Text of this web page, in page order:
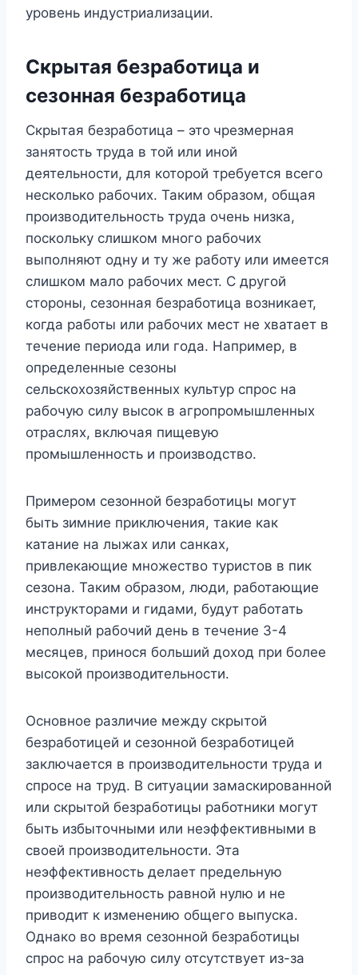
уровень индустриализации.
Скрытая безработица и
сезонная безработица
Скрытая безработица – это чрезмерная
занятость труда в той или иной
деятельности, для которой требуется всего
несколько рабочих. Таким образом, общая
производительность труда очень низка,
поскольку слишком много рабочих
выполняют одну и ту же работу или имеется
слишком мало рабочих мест. С другой
стороны, сезонная безработица возникает,
когда работы или рабочих мест не хватает в
течение периода или года. Например, в
определенные сезоны
сельскохозяйственных культур спрос на
рабочую силу высок в агропромышленных
отраслях, включая пищевую
промышленность и производство.
Примером сезонной безработицы могут
быть зимние приключения, такие как
катание на лыжах или санках,
привлекающие множество туристов в пик
сезона. Таким образом, люди, работающие
инструкторами и гидами, будут работать
неполный рабочий день в течение 3-4
месяцев, принося больший доход при более
высокой производительности.
Основное различие между скрытой
безработицей и сезонной безработицей
заключается в производительности труда и
спросе на труд. В ситуации замаскированной
или скрытой безработицы работники могут
быть избыточными или неэффективными в
своей производительности. Эта
неэффективность делает предельную
производительность равной нулю и не
приводит к изменению общего выпуска.
Однако во время сезонной безработицы
спрос на рабочую силу отсутствует из-за